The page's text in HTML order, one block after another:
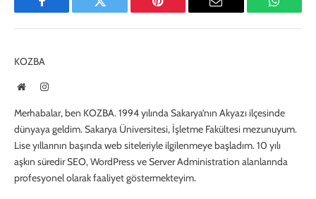
Facebook Twitter Pinterest
E-
KOZBA
WebsiteInstagram
Merhabalar, ben KOZBA. 1994 yılında Sakarya’nın Akyazı ilçesinde
dünyaya geldim. Sakarya Üniversitesi, İşletme Fakültesi mezunuyum.
Lise yıllarının başında web siteleriyle ilgilenmeye başladım. 10 yılı
aşkın süredir SEO, WordPress ve Server Administration alanlarında
profesyonel olarak faaliyet göstermekteyim.